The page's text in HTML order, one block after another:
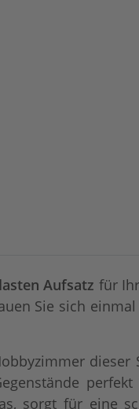
Aufsatz für
Sie sich
dieser
perfekt
sorgt für eine